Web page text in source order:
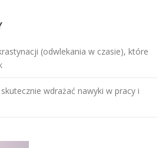
(odwlekania w czasie), które
skutecznie wdrażać nawyki w pracy i